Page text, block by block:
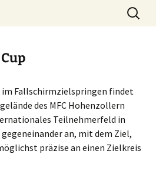
Hohenzollern
Suchen
nach:
im Fallschirmzielspringen findet
des MFC Hohenzollern
Teilnehmerfeld in
an, mit dem Ziel,
präzise an einen Zielkreis